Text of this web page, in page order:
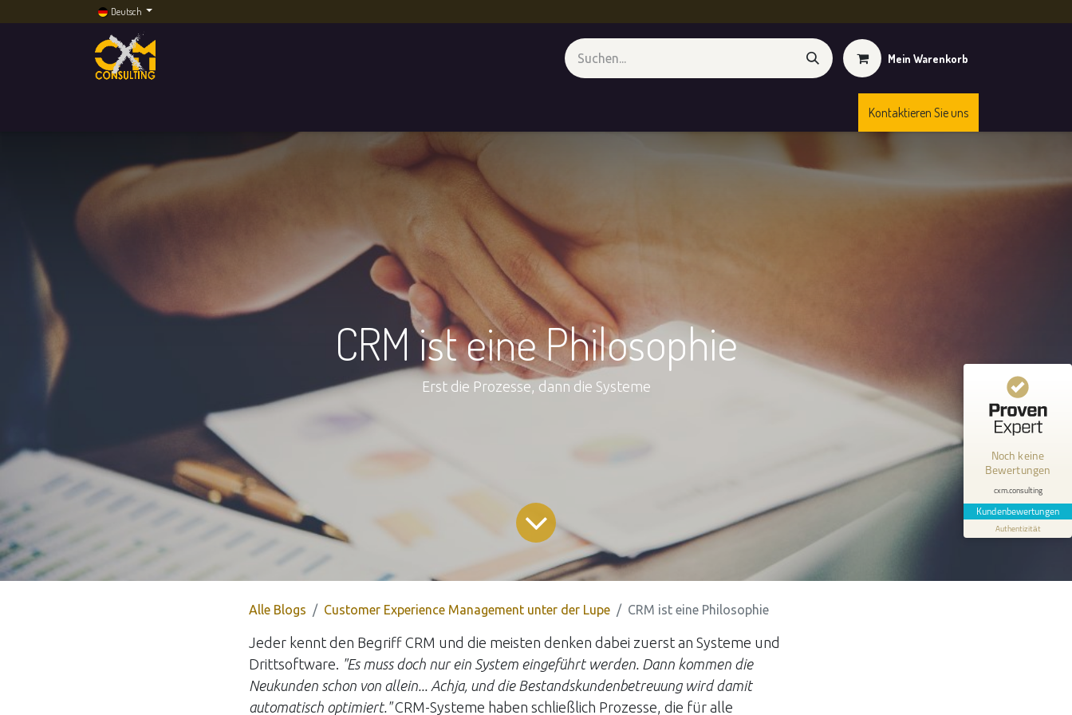
Deutsch
Mein Warenkorb
Kontaktieren Sie uns
CRM ist eine Philosophie
Erst die Prozesse, dann die Systeme
Alle Blogs Customer Experience Management unter der Lupe CRM ist eine Philosophie
Jeder kennt den Begriff CRM und die meisten denken dabei zuerst an Systeme und
Drittsoftware. "Es muss doch nur ein System eingeführt werden. Dann kommen die
Neukunden schon von allein... Achja, und die Bestandskundenbetreuung wird damit
automatisch optimiert."CRM-Systeme haben schließlich Prozesse, die für alle
Noch keine
Bewertungen
cxm.consulting
Kundenbewertungen
Authentizität
Kundenbewertungen und Erfahrungen zu
cxm.consulting
0,00 / 5,00
Erfahren Sie mehr über dieses Bewertungssiegel
Profil ansehen